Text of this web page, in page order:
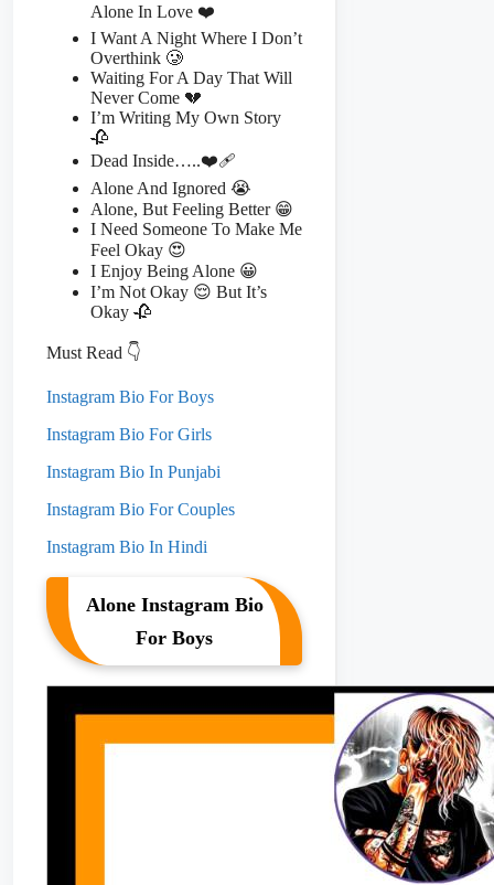
Alone In Love ❤️
I Want A Night Where I Don’t
Overthink 🥲
Waiting For A Day That Will
Never Come 💔
I’m Writing My Own Story
🥀
Dead Inside…..❤️‍🩹
Alone And Ignored 😭
Alone, But Feeling Better 😁
I Need Someone To Make Me
Feel Okay 😍
I Enjoy Being Alone 😀
I’m Not Okay 😌 But It’s
Okay 🥀
Must Read 👇
Instagram Bio For Boys
Instagram Bio For Girls
Instagram Bio In Punjabi
Instagram Bio For Couples
Instagram Bio In Hindi
Alone Instagram Bio
For Boys